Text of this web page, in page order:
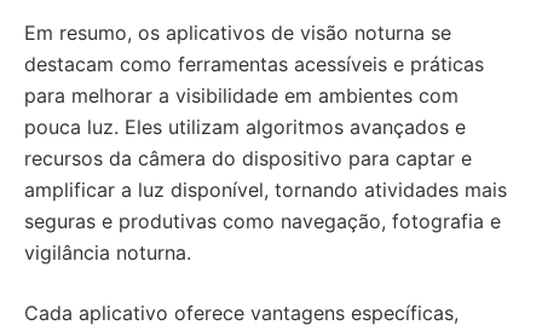
Em resumo, os aplicativos de visão noturna se
destacam como ferramentas acessíveis e práticas
para melhorar a visibilidade em ambientes com
pouca luz. Eles utilizam algoritmos avançados e
recursos da câmera do dispositivo para captar e
amplificar a luz disponível, tornando atividades mais
seguras e produtivas como navegação, fotografia e
vigilância noturna.
Cada aplicativo oferece vantagens específicas,